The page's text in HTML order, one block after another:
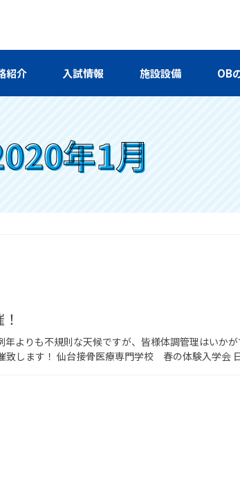
紹介 入試情報 施設設備 OB
年1月
年よりも不規則な天候ですが、皆様体調管理はいか
致します！ 仙台接骨医療専門学校 春の体験入学会